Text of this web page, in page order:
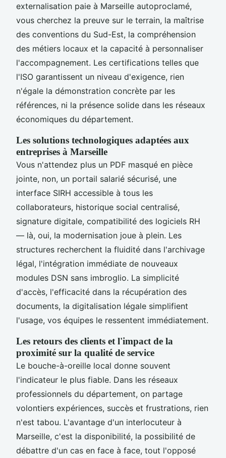
externalisation paie à Marseille autoproclamé,
vous cherchez la preuve sur le terrain, la maîtrise
des conventions du Sud-Est, la compréhension
des métiers locaux et la capacité à personnaliser
l'accompagnement. Les certifications telles que
l'ISO garantissent un niveau d'exigence, rien
n'égale la démonstration concrète par les
références, ni la présence solide dans les réseaux
économiques du département.
Les solutions technologiques adaptées aux
entreprises à Marseille
Vous n'attendez plus un PDF masqué en pièce
jointe, non, un portail salarié sécurisé, une
interface SIRH accessible à tous les
collaborateurs, historique social centralisé,
signature digitale, compatibilité des logiciels RH
— là, oui, la modernisation joue à plein. Les
structures recherchent la fluidité dans l'archivage
légal, l'intégration immédiate de nouveaux
modules DSN sans imbroglio. La simplicité
d'accès, l'efficacité dans la récupération des
documents, la digitalisation légale simplifient
l'usage, vos équipes le ressentent immédiatement.
Les retours des clients et l'impact de la
proximité sur la qualité de service
Le bouche-à-oreille local donne souvent
l'indicateur le plus fiable. Dans les réseaux
professionnels du département, on partage
volontiers expériences, succès et frustrations, rien
n'est tabou. L'avantage d'un interlocuteur à
Marseille, c'est la disponibilité, la possibilité de
débattre d'un cas en face à face, tout l'opposé